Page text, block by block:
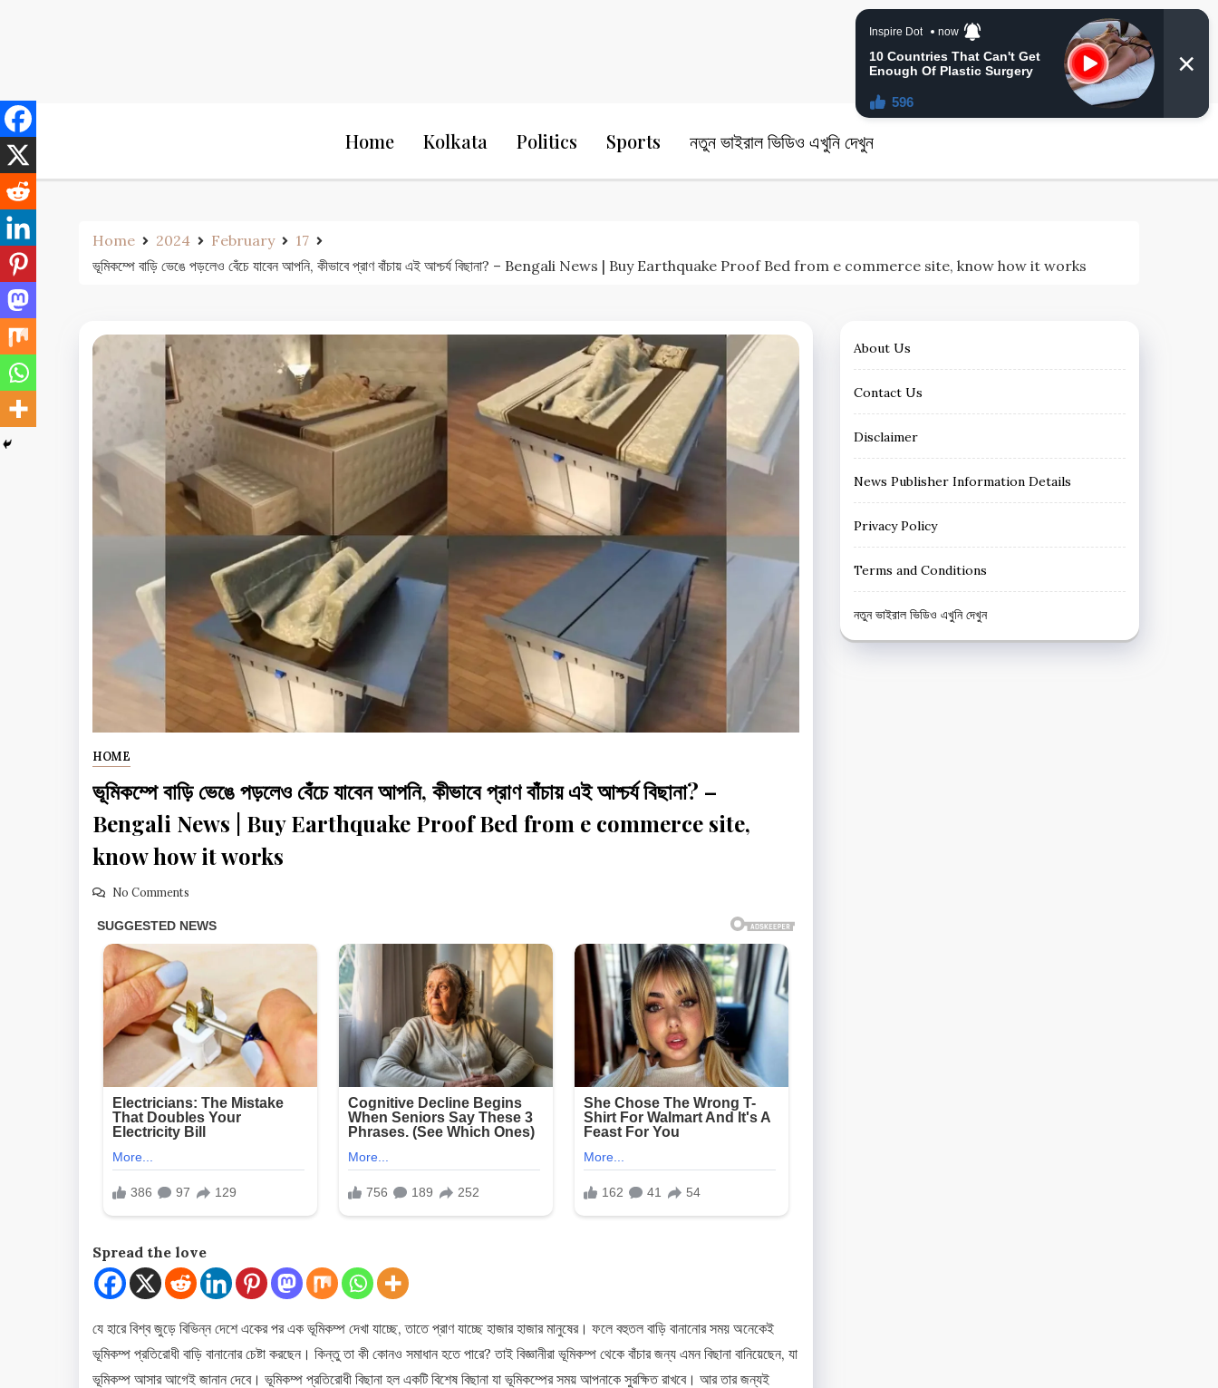
24 Ghanta Bangla News
Home Kolkata Politics Sports নতুন ভাইরাল ভিডিও এখুনি দেখুন
Home 2024 February
17
ভূমিকম্পে বাড়ি ভেঙে পড়লেও বেঁচে যাবেন আপনি, কীভাবে প্রাণ বাঁচায় এই আশ্চর্য বিছানা? – Bengali News | Buy Earthquake Proof Bed from e commerce site, know how it works
HOME
ভূমিকম্পে বাড়ি ভেঙে পড়লেও বেঁচে যাবেন আপনি, কীভাবে প্রাণ বাঁচায় এই আশ্চর্য বিছানা? –
Bengali News | Buy Earthquake Proof Bed from e commerce site,
know how it works
No Comments
Spread the love
যে হারে বিশ্ব জুড়ে বিভিন্ন দেশে একের পর এক ভূমিকম্প দেখা যাচ্ছে, তাতে প্রাণ যাচ্ছে হাজার হাজার মানুষের। ফলে বহুতল বাড়ি বানানোর সময় অনেকেই
ভূমিকম্প প্রতিরোধী বাড়ি বানানোর চেষ্টা করছেন। কিন্তু তা কী কোনও সমাধান হতে পারে? তাই বিজ্ঞানীরা ভূমিকম্প থেকে বাঁচার জন্য এমন বিছানা বানিয়েছেন, যা
ভূমিকম্প আসার আগেই জানান দেবে। ভূমিকম্প প্রতিরোধী বিছানা হল একটি বিশেষ বিছানা যা ভূমিকম্পের সময় আপনাকে সুরক্ষিত রাখবে। আর তার জন্যই
About Us
Contact Us
Disclaimer
News Publisher Information Details
Privacy Policy
Terms and Conditions
নতুন ভাইরাল ভিডিও এখুনি দেখুন